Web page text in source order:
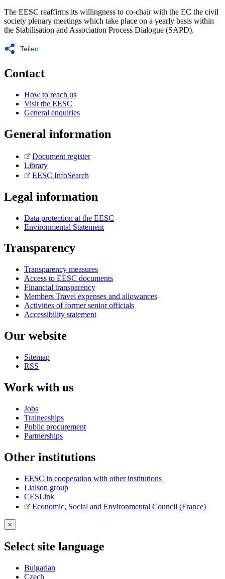
The EESC reaffirms its willingness to co-chair with the EC the civil
society plenary meetings which take place on a yearly basis within
the Stabilisation and Association Process Dialogue (SAPD).
Teilen
Contact
How to reach us
Visit the EESC
General enquiries
General information
Document register
Library
EESC InfoSearch
Legal information
Data protection at the EESC
Environmental Statement
Transparency
Transparency measures
Access to EESC documents
Financial transparency
Members Travel expenses and allowances
Activities of former senior officials
Accessibility statement
Our website
Sitemap
RSS
Work with us
Jobs
Traineeships
Public procurement
Partnerships
Other institutions
EESC in cooperation with other institutions
Liaison group
CESLink
Economic, Social and Environmental Council (France)
×
Select site language
Bulgarian
Czech